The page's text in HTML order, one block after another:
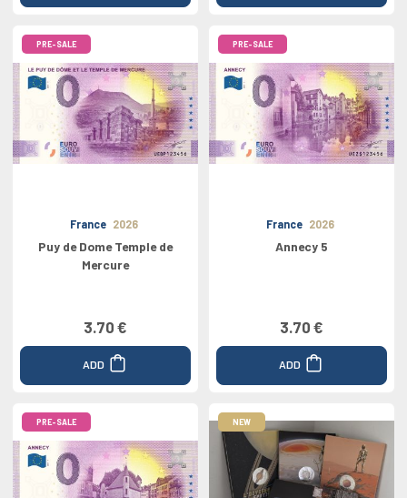
PRE-SALE
France 2026
Puy de Dome Temple de
Mercure
3.70 €
ADD
PRE-SALE
France 2026
Annecy 5
3.70 €
ADD
PRE-SALE NEW